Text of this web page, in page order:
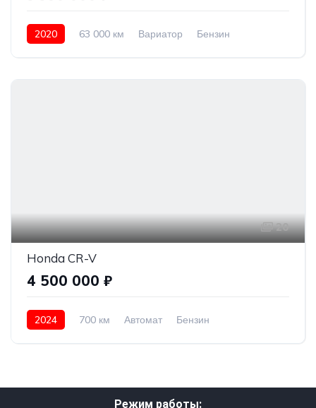
2020 63 000 км Вариатор
Бензин
20
Honda CR-V
4 500 000 ₽
2024 700 км Автомат
Бензин
Режим работы: